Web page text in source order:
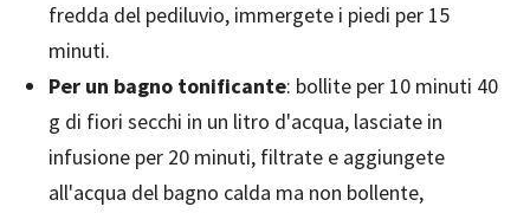
fredda del pediluvio, immergete i piedi per 15
minuti.
Per un bagno tonificante: bollite per 10 minuti 40
g di fiori secchi in un litro d'acqua, lasciate in
infusione per 20 minuti, filtrate e aggiungete
all'acqua del bagno calda ma non bollente,